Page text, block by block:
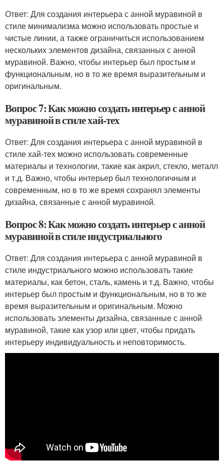
Ответ: Для создания интерьера с анной муравиной в
стиле минимализма можно использовать простые и
чистые линии, а также ограничиться использованием
нескольких элементов дизайна, связанных с анной
муравиной. Важно, чтобы интерьер был простым и
функциональным, но в то же время выразительным и
оригинальным.
Вопрос 7: Как можно создать интерьер с анной
муравиной в стиле хай-тех
Ответ: Для создания интерьера с анной муравиной в
стиле хай-тех можно использовать современные
материалы и технологии, такие как акрил, стекло, металл
и т.д. Важно, чтобы интерьер был технологичным и
современным, но в то же время сохранял элементы
дизайна, связанные с анной муравиной.
Вопрос 8: Как можно создать интерьер с анной
муравиной в стиле индустриального
Ответ: Для создания интерьера с анной муравиной в
стиле индустриального можно использовать такие
материалы, как бетон, сталь, камень и т.д. Важно, чтобы
интерьер был простым и функциональным, но в то же
время выразительным и оригинальным. Можно
использовать элементы дизайна, связанные с анной
муравиной, такие как узор или цвет, чтобы придать
интерьеру индивидуальность и неповторимость.